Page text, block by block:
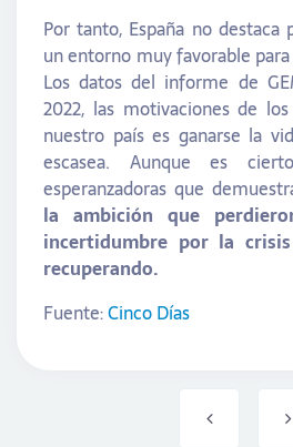
Por tanto, España no destaca
un entorno muy favorable
Los datos del informe de
2022, las motivaciones de
nuestro país es ganarse la
escasea. Aunque es
esperanzadoras que
la ambición que
incertidumbre por la
recuperando.
Fuente:Cinco Días